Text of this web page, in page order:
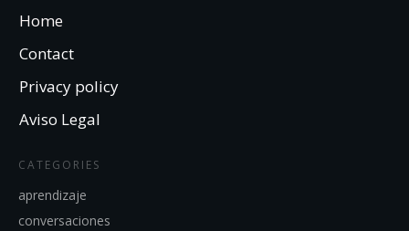
Home
Contact
Privacy policy
Aviso Legal
CATEGORIES
aprendizaje
conversaciones